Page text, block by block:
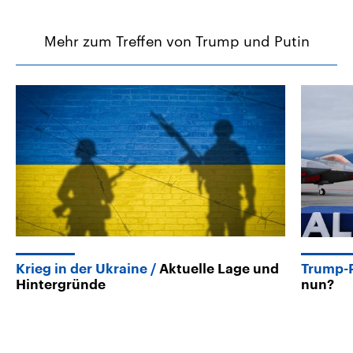
Mehr zum Treffen von Trump und Putin
Krieg in der Ukraine
Aktuelle Lage und
Hintergründe
nun?